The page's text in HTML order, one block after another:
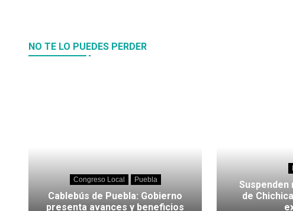
NO TE LO PUEDES PERDER
Congreso Local Puebla
Cablebús de Puebla: Gobierno
presenta avances y beneficios
Suspenden
de